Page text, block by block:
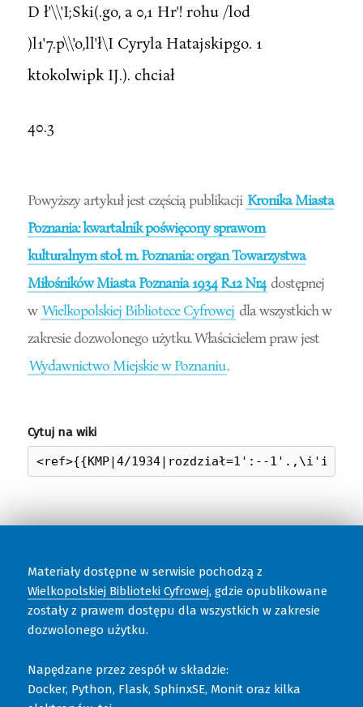
D ł'\\'I;Ski(.go, a 0,1 Hr'! rohu /lod
)l1'7.p\\'o,ll'ł\I Cyryla Hatajskipgo. 1
ktokolwipk IJ.). chciał
40.3
Powyższy artykuł jest częścią publikacji Kronika Miasta
Poznania: kwartalnik poświęcony sprawom
kulturalnym stoł. m. Poznania: organ Towarzystwa
Miłośników Miasta Poznania 1934 R.12 Nr4 dostępnej
w Wielkopolskiej Bibliotece Cyfrowej dla wszystkich w
zakresie dozwolonego użytku. Właścicielem praw jest
Wydawnictwo Miejskie w Poznaniu.
Cytuj na wiki
Materiały dostępne w serwisie pochodzą z
Wielkopolskiej Biblioteki Cyfrowej, gdzie opublikowane
zostały z prawem dostępu dla wszystkich w zakresie
dozwolonego użytku.
Napędzane przez zespół w składzie:
Docker, Python, Flask, SphinxSE, Monit oraz kilka